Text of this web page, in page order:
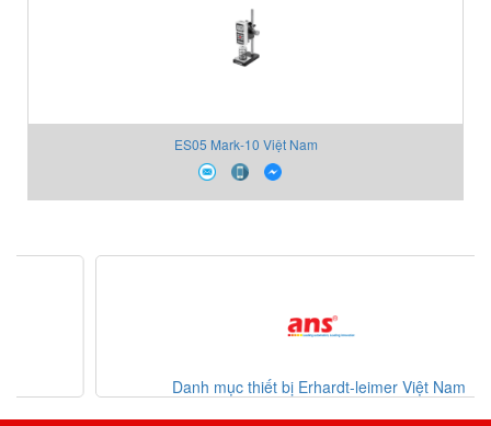
ES05 Mark-10 Việt Nam
Danh mục thiết bị Erhardt-leimer Việt Nam